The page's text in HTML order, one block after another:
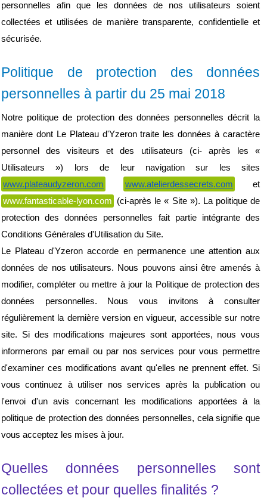
personnelles afin que les données de nos utilisateurs soient
collectées et utilisées de manière transparente, confidentielle et
sécurisée.
Politique de protection des données
personnelles à partir du 25 mai 2018
Notre politique de protection des données personnelles décrit la
manière dont Le Plateau d'Yzeron traite les données à caractère
personnel des visiteurs et des utilisateurs (ci- après les «
www.plateaudyzeron.com
www.atelierdessecrets.com
www.fantasticable-lyon.com
(ci-après le « Site »). La politique de
protection des données personnelles fait partie intégrante des
Conditions Générales d'Utilisation du Site.
Le Plateau d'Yzeron accorde en permanence une attention aux
données de nos utilisateurs. Nous pouvons ainsi être amenés à
modifier, compléter ou mettre à jour la Politique de protection des
données personnelles. Nous vous invitons à consulter
régulièrement la dernière version en vigueur, accessible sur notre
site. Si des modifications majeures sont apportées, nous vous
informerons par email ou par nos services pour vous permettre
d'examiner ces modifications avant qu'elles ne prennent effet. Si
vous continuez à utiliser nos services après la publication ou
l'envoi d'un avis concernant les modifications apportées à la
politique de protection des données personnelles, cela signifie que
vous acceptez les mises à jour.
Quelles données personnelles sont
collectées et pour quelles finalités ?